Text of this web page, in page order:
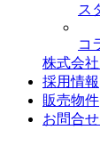
ス
コ
株式会
採用情報
販売物件
お問合